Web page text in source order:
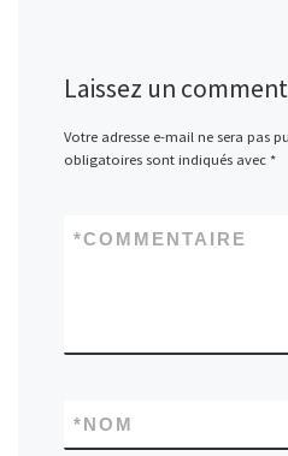
Laissez un
Votre adresse e-mail ne sera pas
obligatoires sont indiqués avec *
COMMENTAIRE
*
NOM
*